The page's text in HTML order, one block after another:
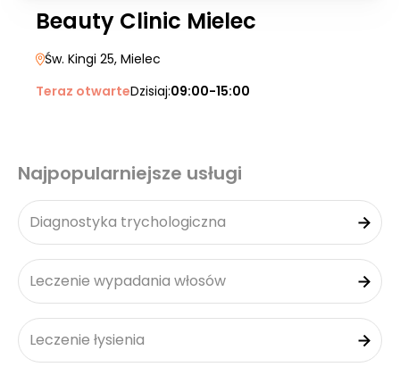
Beauty Clinic Mielec
Św. Kingi 25, Mielec
Teraz otwarteDzisiaj:09:00-15:00
Najpopularniejsze usługi
Diagnostyka trychologiczna
Leczenie wypadania włosów
Leczenie łysienia